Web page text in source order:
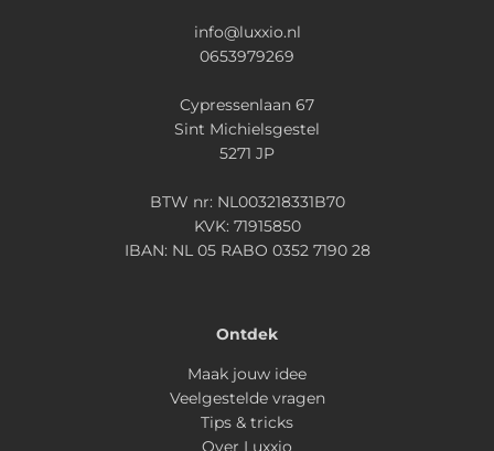
info@luxxio.nl
0653979269
Cypressenlaan 67
Sint Michielsgestel
5271 JP
BTW nr: NL003218331B70
KVK: 71915850
IBAN: NL 05 RABO 0352 7190 28
Ontdek
Maak jouw idee
Veelgestelde vragen
Tips & tricks
Over Luxxio